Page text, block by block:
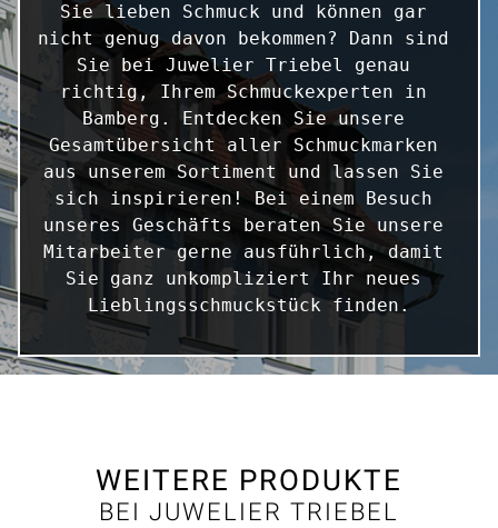
Sie lieben Schmuck und können gar
nicht genug davon bekommen? Dann sind
Sie bei Juwelier Triebel genau
richtig, Ihrem Schmuckexperten in
Bamberg. Entdecken Sie unsere
Gesamtübersicht aller Schmuckmarken
aus unserem Sortiment und lassen Sie
sich inspirieren! Bei einem Besuch
unseres Geschäfts beraten Sie unsere
Mitarbeiter gerne ausführlich, damit
Sie ganz unkompliziert Ihr neues
Lieblingsschmuckstück finden.
WEITERE PRODUKTE
BEI JUWELIER TRIEBEL